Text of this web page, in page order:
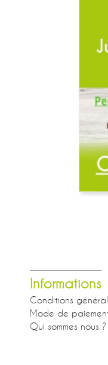
Informations
Conditions
Mode de
Qui sommes nous ?